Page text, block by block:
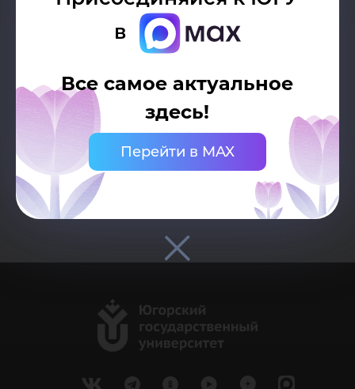
в
Все самое актуальное
здесь!
Перейти в MAX
Возврат к списку